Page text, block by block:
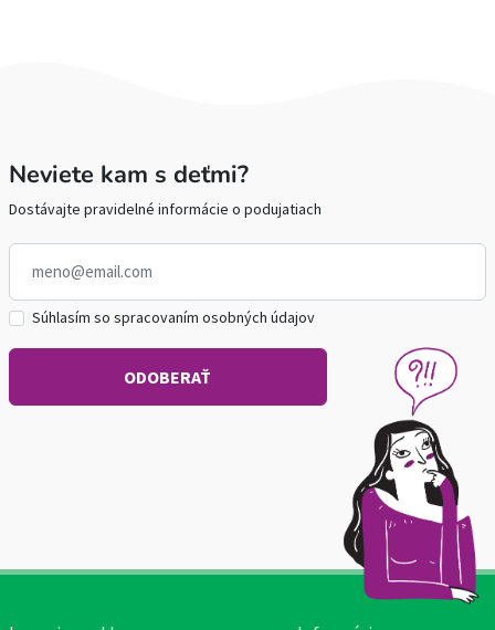
Neviete kam s deťmi?
Dostávajte pravidelné informácie o podujatiach
Súhlasím so spracovaním osobných údajov